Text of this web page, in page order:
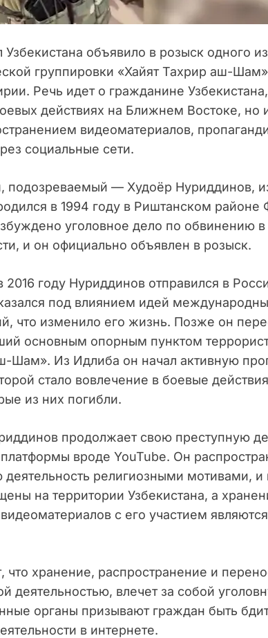
объявило в розыск одного из
группировки «Хайят Тахрир аш-
Речь идет о гражданине
действиях на Ближнем Востоке, но
видеоматериалов,
социальные сети.
подозреваемый — Худоёр Нуриддинов,
в 1994 году в Риштанском районе
уголовное дело по обвинению в
и он официально объявлен в розыск.
году Нуриддинов отправился в
под влиянием идей
что изменило его жизнь. Позже он
основным опорным пунктом
Шам». Из Идлиба он начал активную
стало вовлечение в боевые
из них погибли.
продолжает свою преступную
вроде YouTube. Он
религиозными мотивами, и
на территории Узбекистана, а
с его участием
хранение, распространение и
деятельностью, влечет за собой
органы призывают граждан быть
в интернете.